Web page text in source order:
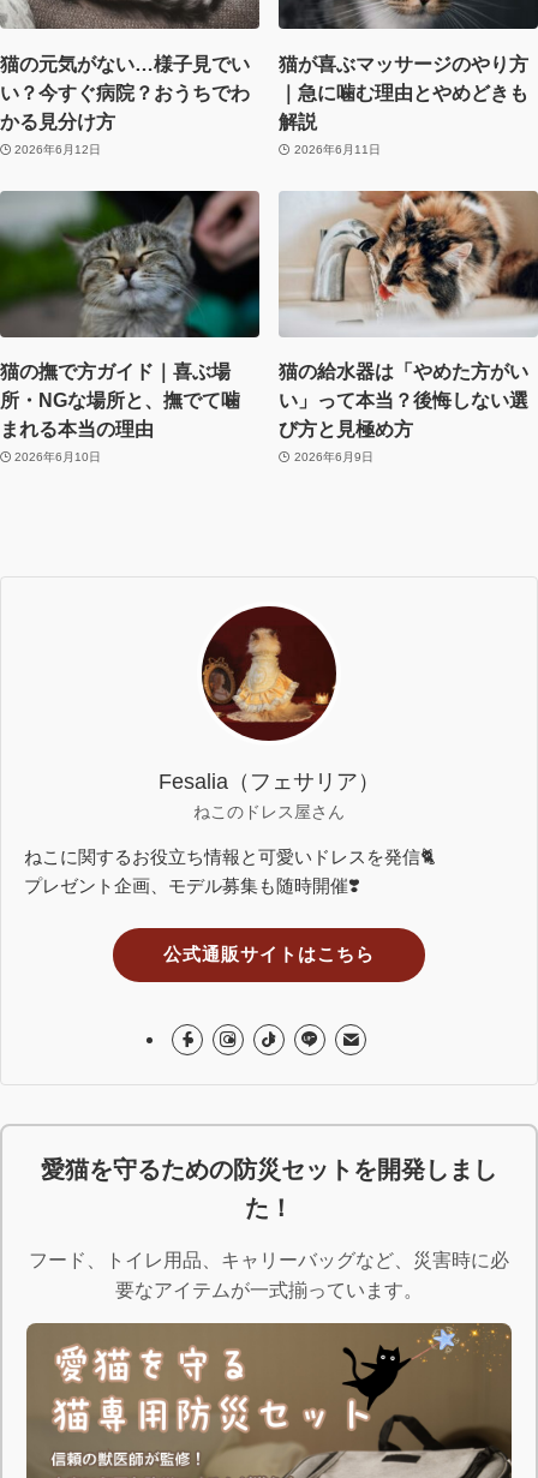
猫の元気がない…様子見でい
い？今すぐ病院？おうちでわ
かる見分け方
2026年6月12日
猫が喜ぶマッサージのやり方
｜急に噛む理由とやめどきも
解説
2026年6月11日
猫の撫で方ガイド｜喜ぶ場
所・NGな場所と、撫でて噛
まれる本当の理由
2026年6月10日
猫の給水器は「やめた方がい
い」って本当？後悔しない選
び方と見極め方
2026年6月9日
Fesalia（フェサリア）
ねこのドレス屋さん
ねこに関するお役立ち情報と可愛いドレスを発信🐈
プレゼント企画、モデル募集も随時開催❣️
公式通販サイトはこちら
愛猫を守るための防災セットを開発しまし
た！
フード、トイレ用品、キャリーバッグなど、災害時に必
要なアイテムが一式揃っています。